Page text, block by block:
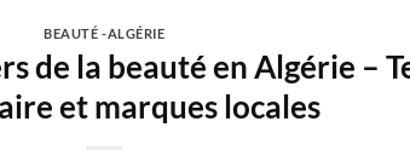
BEAUTÉ -ALGÉRIE
de la beauté en Algérie –
et marques locales